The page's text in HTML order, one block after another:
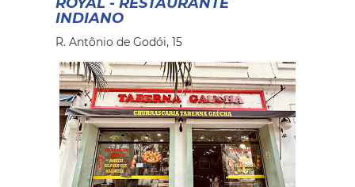
INDIANO
R. Antônio de Godói, 15